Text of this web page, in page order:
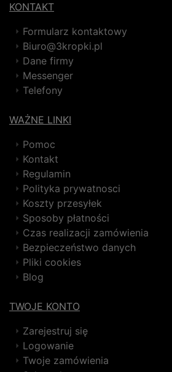
KONTAKT
Formularz kontaktowy
Biuro@3kropki.pl
Dane firmy
Messenger
Telefony
WAŻNE LINKI
Pomoc
Kontakt
Regulamin
Polityka prywatnosci
Koszty przesyłek
Sposoby płatności
Czas realizacji zamówienia
Bezpieczeństwo danych
Pliki cookies
Blog
TWOJE KONTO
Zarejestruj się
Logowanie
Twoje zamówienia